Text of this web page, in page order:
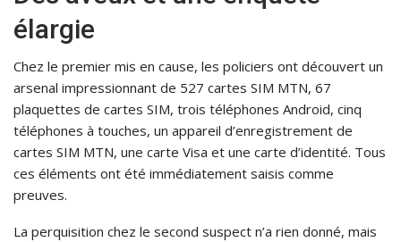
élargie
Chez le premier mis en cause, les policiers ont découvert un
arsenal impressionnant de 527 cartes SIM MTN, 67
plaquettes de cartes SIM, trois téléphones Android, cinq
téléphones à touches, un appareil d’enregistrement de
cartes SIM MTN, une carte Visa et une carte d’identité. Tous
ces éléments ont été immédiatement saisis comme
preuves.
La perquisition chez le second suspect n’a rien donné, mais